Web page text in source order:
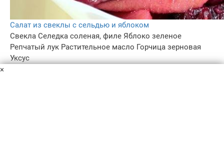
Салат из свеклы с сельдью и яблоком
Свекла Селедка соленая, филе Яблоко зеленое
Репчатый лук Растительное масло Горчица зерновая
Уксус
×